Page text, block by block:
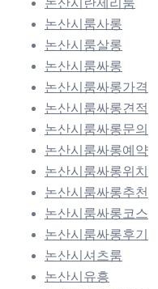
논산시룸사롱
논산시룸살롱
논산시룸싸롱
논산시룸싸롱가격
논산시룸싸롱견적
논산시룸싸롱문의
논산시룸싸롱예약
논산시룸싸롱위치
논산시룸싸롱추천
논산시룸싸롱코스
논산시룸싸롱후기
논산시셔츠룸
논산시유흥